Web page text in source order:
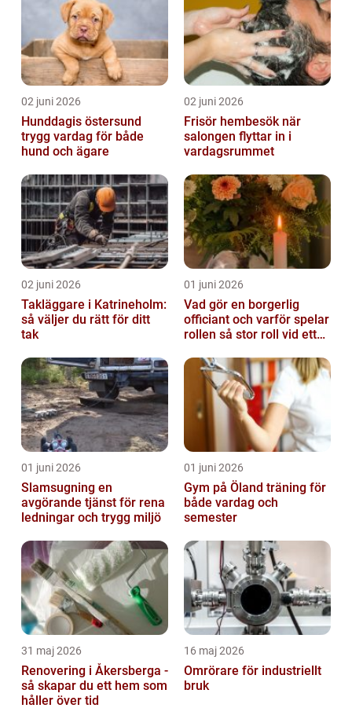
02 juni 2026
Hunddagis östersund
trygg vardag för både
hund och ägare
02 juni 2026
Frisör hembesök när
salongen flyttar in i
vardagsrummet
02 juni 2026
Takläggare i Katrineholm:
så väljer du rätt för ditt
tak
01 juni 2026
Vad gör en borgerlig
officiant och varför spelar
rollen så stor roll vid ett
01 juni 2026
Slamsugning en
avgörande tjänst för rena
ledningar och trygg miljö
01 juni 2026
Gym på Öland träning för
både vardag och
semester
31 maj 2026
Renovering i Åkersberga -
så skapar du ett hem som
håller över tid
16 maj 2026
Omrörare för industriellt
bruk